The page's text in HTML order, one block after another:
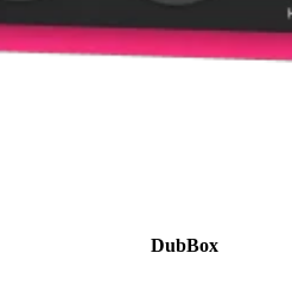
DubBox